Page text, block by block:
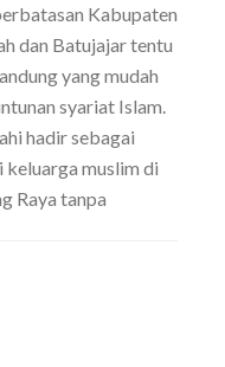
Kabupaten
dan Batujajar tentu
yang mudah
syariat Islam.
hadir sebagai
keluarga muslim di
Raya tanpa